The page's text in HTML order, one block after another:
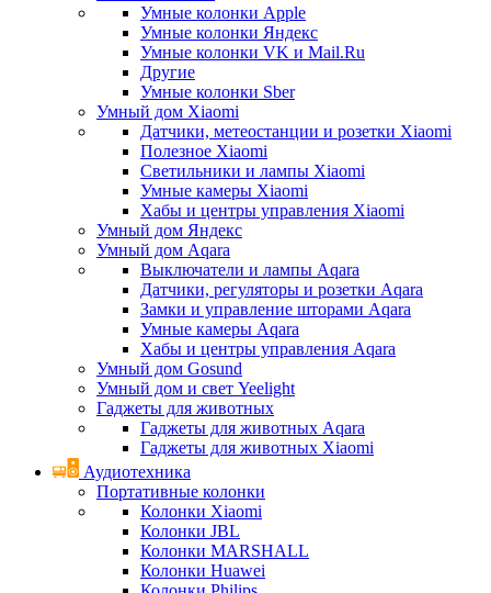
Умные колонки Apple
Умные колонки Яндекс
Умные колонки VK и Mail.Ru
Другие
Умные колонки Sber
Умный дом Xiaomi
Датчики, метеостанции и розетки Xiaomi
Полезное Xiaomi
Светильники и лампы Xiaomi
Умные камеры Xiaomi
Хабы и центры управления Xiaomi
Умный дом Яндекс
Умный дом Aqara
Выключатели и лампы Aqara
Датчики, регуляторы и розетки Aqara
Замки и управление шторами Aqara
Умные камеры Aqara
Хабы и центры управления Aqara
Умный дом Gosund
Умный дом и свет Yeelight
Гаджеты для животных
Гаджеты для животных Aqara
Гаджеты для животных Xiaomi
Аудиотехника
Портативные колонки
Колонки Xiaomi
Колонки JBL
Колонки MARSHALL
Колонки Huawei